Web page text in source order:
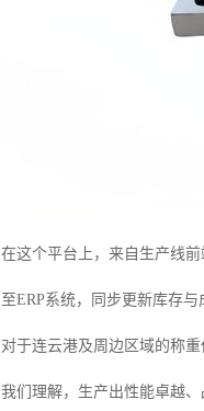
在这个平台上，来自生产线
至ERP系统，同步更新库存
对于连云港及周边区域的称
我们理解，生产出性能卓越